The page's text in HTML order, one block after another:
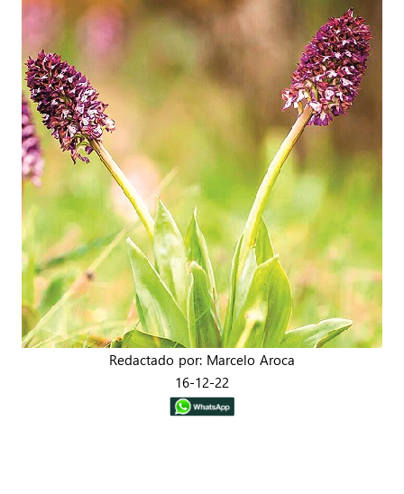
Redactado por: Marcelo Aroca
16-12-22